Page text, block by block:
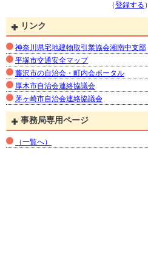
（登録する ）
リンク
神奈川県宅地建物取引業協会湘南中支部
平塚市交通安全マップ
藤沢市の自治会・町内会ポータル
厚木市自治会連絡協議会
茅ヶ崎市自治会連絡協議会
事務局専用ページ
（一覧へ）